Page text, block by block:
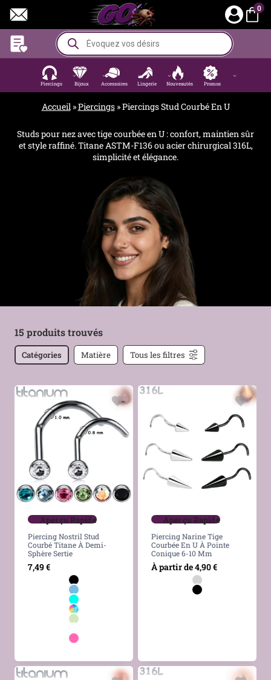
contenu
0
Recherche
de
produits
Piercings Bijoux Accessoires Lingerie Nouveautés Promos
Accueil»Piercings»Piercings Stud Courbé En U
Studs pour nez avec tige courbée en U : confort, maintien sûr
et style raffiné. Titane ASTM-F136 ou acier chirurgical 316L,
simplicité et élégance.
15 produits trouvés
Catégories Matière Tous les filtres
Aperçu Rapide
Piercing Nostril Stud
Courbé Titane À Demi-
Sphère Sertie
7,49€
Aperçu Rapide
Piercing Narine Tige
Courbée En U À Pointe
Conique 6-10 Mm
À partir de4,90€